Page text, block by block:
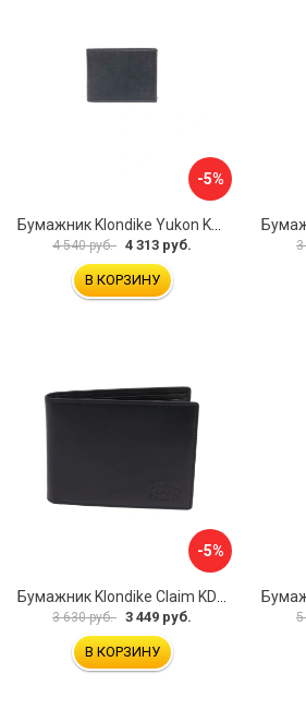
-5%
Бумажник Klondike Yukon KD1112-01
4 540 руб. 4 313 руб.
В КОРЗИНУ
3
-5%
3 630 руб. 3 449 руб.
В КОРЗИНУ
5